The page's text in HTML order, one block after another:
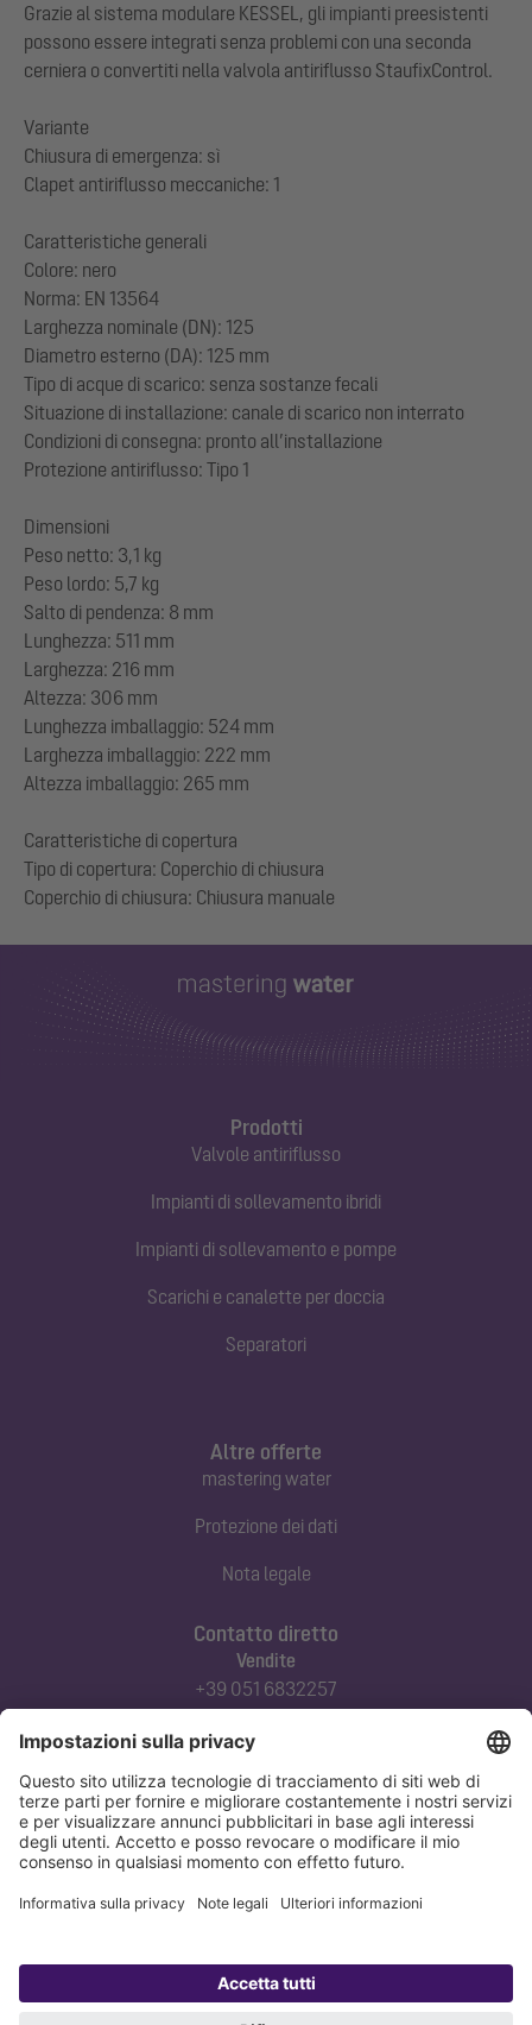
Grazie al sistema modulare KESSEL, gli impianti preesistenti
possono essere integrati senza problemi con una seconda
cerniera o convertiti nella valvola antiriflusso StaufixControl.
Variante
Chiusura di emergenza: sì
Clapet antiriflusso meccaniche: 1
Caratteristiche generali
Colore: nero
Norma: EN 13564
Larghezza nominale (DN): 125
Diametro esterno (DA): 125 mm
Tipo di acque di scarico: senza sostanze fecali
Situazione di installazione: canale di scarico non interrato
Condizioni di consegna: pronto all’installazione
Protezione antiriflusso: Tipo 1
Dimensioni
Peso netto: 3,1 kg
Peso lordo: 5,7 kg
Salto di pendenza: 8 mm
Lunghezza: 511 mm
Larghezza: 216 mm
Altezza: 306 mm
Lunghezza imballaggio: 524 mm
Larghezza imballaggio: 222 mm
Altezza imballaggio: 265 mm
Caratteristiche di copertura
Tipo di copertura: Coperchio di chiusura
Prodotti
Valvole antiriflusso
Impianti di sollevamento ibridi
Impianti di sollevamento e pompe
Scarichi e canalette per doccia
Separatori
Contatto diretto
Vendite
+39 051 6832257
+39 342-8970379
assistenza@kessel-italia.it
Altre offerte
mastering water
Protezione dei dati
Nota legale
Protezione dei dati Nota legale